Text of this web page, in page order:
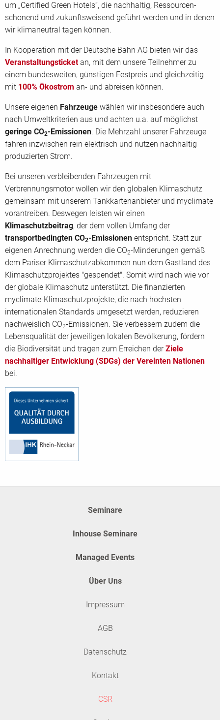
um „Certified Green Hotels“, die nachhaltig, Ressourcen-
schonend und zukunftsweisend geführt werden und in denen
wir klimaneutral tagen können.
In Kooperation mit der Deutsche Bahn AG bieten wir das
Veranstaltungsticketan, mit dem unsere Teilnehmer zu
einem bundesweiten, günstigen Festpreis und gleichzeitig
mit 100% Ökostrom an- und abreisen können.
Unsere eigenen Fahrzeuge wählen wir insbesondere auch
nach Umweltkriterien aus und achten u.a. auf möglichst
geringe CO2-Emissionen. Die Mehrzahl unserer Fahrzeuge
fahren inzwischen rein elektrisch und nutzen nachhaltig
produzierten Strom.
Bei unseren verbleibenden Fahrzeugen mit
Verbrennungsmotor wollen wir den globalen Klimaschutz
gemeinsam mit unserem Tankkartenanbieter und myclimate
vorantreiben. Deswegen leisten wir einen
Klimaschutzbeitrag, der dem vollen Umfang der
transportbedingten CO2-Emissionen entspricht. Statt zur
eigenen Anrechnung werden die CO2-Minderungen gemäß
dem Pariser Klimaschutzabkommen nun dem Gastland des
Klimaschutzprojektes "gespendet". Somit wird nach wie vor
der globale Klimaschutz unterstützt. Die finanzierten
myclimate-Klimaschutzprojekte, die nach höchsten
internationalen Standards umgesetzt werden, reduzieren
nachweislich CO2-Emissionen. Sie verbessern zudem die
Lebensqualität der jeweiligen lokalen Bevölkerung, fördern
die Biodiversität und tragen zum Erreichen derZiele
nachhaltiger Entwicklung (SDGs) der Vereinten Nationen
bei.
Seminare
Inhouse Seminare
Managed Events
Über Uns
Impressum
AGB
Datenschutz
Kontakt
CSR